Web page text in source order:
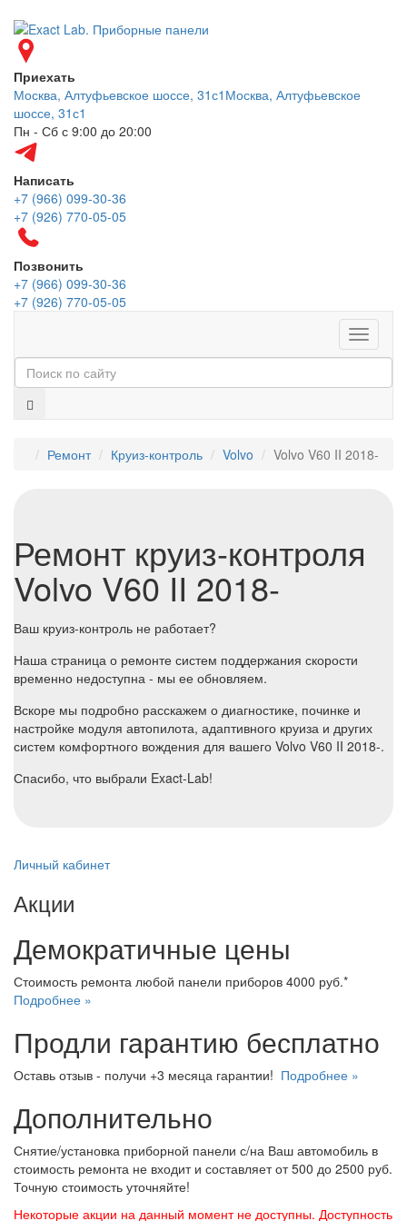
Приехать
Москва, Алтуфьевское шоссе, 31с1 Москва, Алтуфьевское
шоссе, 31с1
Пн - Сб с 9:00 до 20:00
Написать
+7 (966) 099-30-36
+7 (926) 770-05-05
Позвонить
+7 (966) 099-30-36
+7 (926) 770-05-05
Меню
Ремонт Круиз-контроль Volvo Volvo V60 II 2018-
Ремонт круиз-контроля
Volvo V60 II 2018-
Ваш круиз-контроль не работает?
Наша страница о ремонте систем поддержания скорости
временно недоступна - мы ее обновляем.
Вскоре мы подробно расскажем о диагностике, починке и
настройке модуля автопилота, адаптивного круиза и других
систем комфортного вождения для вашего Volvo V60 II 2018-.
Спасибо, что выбрали Exact-Lab!
Личный кабинет
Акции
Демократичные цены
Стоимость ремонта любой панели приборов 4000 руб.*
Подробнее »
Продли гарантию бесплатно
Оставь отзыв - получи +3 месяца гарантии! Подробнее »
Дополнительно
Снятие/установка приборной панели с/на Ваш автомобиль в
стоимость ремонта не входит и составляет от 500 до 2500 руб.
Точную стоимость уточняйте!
Некоторые акции на данный момент не доступны. Доступность